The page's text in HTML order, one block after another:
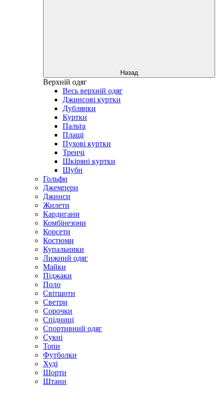
Назад
Верхній одяг
Весь верхній одяг
Джинсові куртки
Дублянки
Куртки
Пальта
Плащі
Пухові куртки
Тренчі
Шкіряні куртки
Шуби
Гольфи
Джемпери
Джинси
Жилети
Кардигани
Комбінезони
Корсети
Костюми
Купальники
Лижний одяг
Майки
Піджаки
Поло
Світшоти
Светри
Сорочки
Спідниці
Спортивний одяг
Сукні
Топи
Футболки
Худі
Шорти
Штани